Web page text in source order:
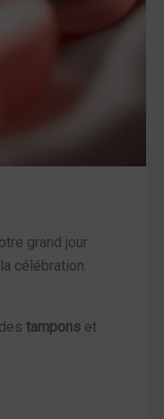
grand jour
célébration.
tampons et